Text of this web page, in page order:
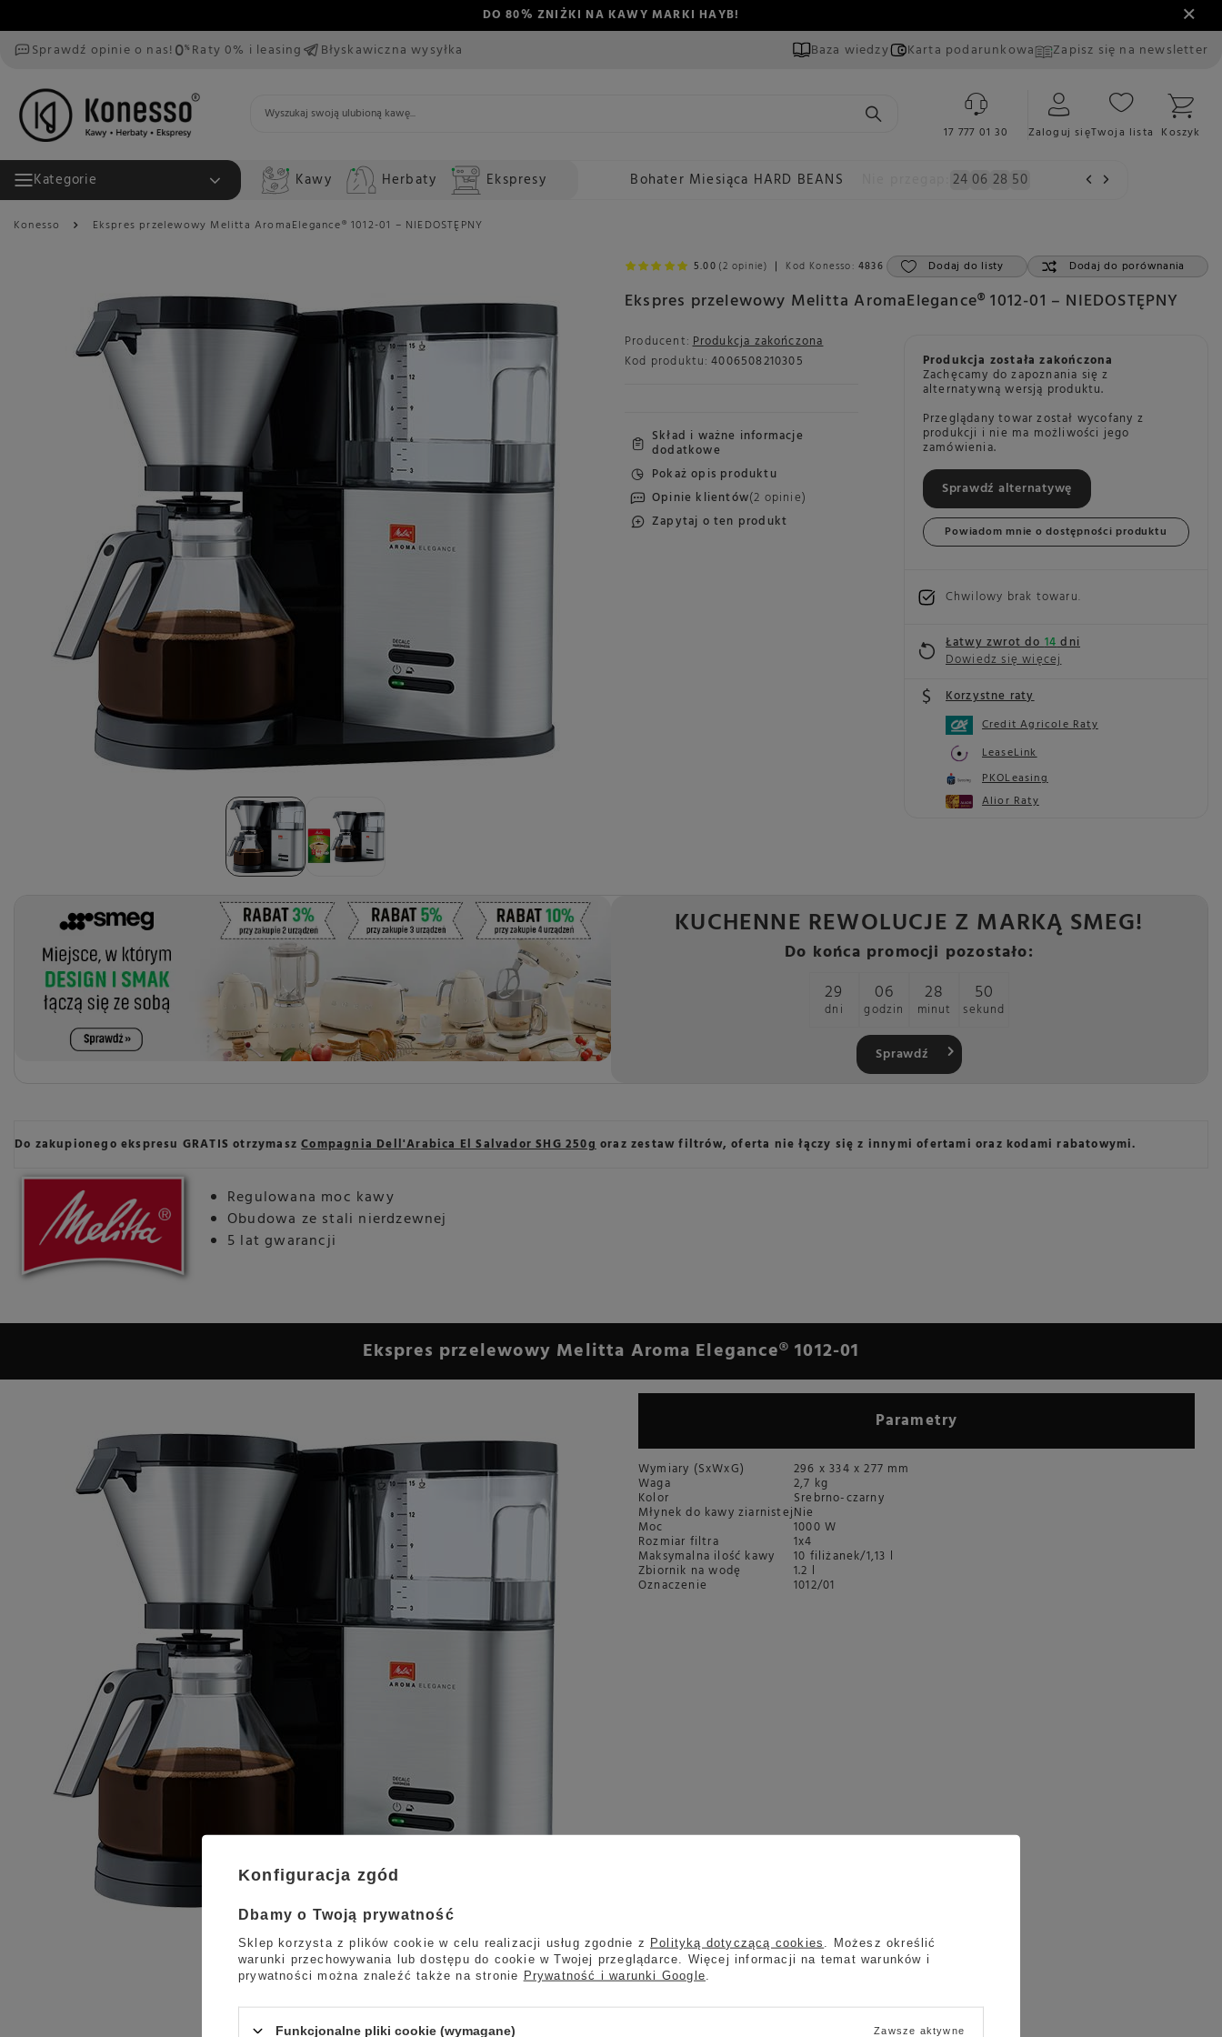
DO 80% ZNIŻKI NA KAWY MARKI HAYB!
Sprawdź opinie o nas!
Raty 0% i leasing Błyskawiczna wysyłka Baza wiedzy Karta podarunkowa Zapisz się na newsletter
17 777 01 30 Zaloguj sięTwoja lista Koszyk
Kategorie Kawy Herbaty Ekspresy Bohater Miesiąca HARD BEANS 24 06 28 48
Konesso Ekspres przelewowy Melitta AromaElegance® 1012-01 – NIEDOSTĘPNY
Ekspres przelewowy Melitta AromaElegance® 1012-01 – NIEDOSTĘPNY
5.00 (2 opinie) Kod Konesso: 4836 Dodaj do listy Dodaj do porównania
Producent: Produkcja zakończona
Kod produktu: 4006508210305
Skład i ważne informacje
dodatkowe
Pokaż opis produktu
Opinie klientów(2 opinie)
Zapytaj o ten produkt
Produkcja została zakończona
Zachęcamy do zapoznania się z
alternatywną wersją produktu.
Przeglądany towar został wycofany z
produkcji i nie ma możliwości jego
zamówienia.
Sprawdź alternatywę
Powiadom mnie o dostępności produktu
Chwilowy brak towaru
Łatwy zwrot do14dni
Dowiedz się więcej
Korzystne raty
Credit Agricole Raty
LeaseLink
PKOLeasing
Alior Raty
KUCHENNE REWOLUCJE Z MARKĄ SMEG!
Do końca promocji pozostało:
29
dni
06
godzin
28
minut
48
sekund
Sprawdź
Do zakupionego ekspresu GRATIS otrzymaszCompagnia Dell'Arabica El Salvador SHG 250goraz zestaw filtrów, oferta nie łączy się z innymi ofertami oraz kodami rabatowymi.
Regulowana moc kawy
Obudowa ze stali nierdzewnej
5 lat gwarancji
Ekspres przelewowy Melitta Aroma Elegance® 1012-01
Parametry
Wymiary (SxWxG) 296 x 334 x 277 mm
Waga 2,7 kg
Kolor Srebrno-czarny
Młynek do kawy ziarnistejNie
Moc 1000 W
Rozmiar filtra 1x4
Maksymalna ilość kawy 10 filiżanek/1,13 l
Zbiornik na wodę 1.2 l
Oznaczenie 1012/01
Konfiguracja zgód
Dbamy o Twoją prywatność
Sklep korzysta z plików cookie w celu realizacji usług zgodnie z Polityką dotyczącą cookies
. Możesz określić
warunki przechowywania lub dostępu do cookie w Twojej przeglądarce. Więcej informacji na temat warunków i
prywatności można znaleźć także na stronie Prywatność i warunki Google
Funkcjonalne pliki cookie (wymagane) Zawsze aktywne